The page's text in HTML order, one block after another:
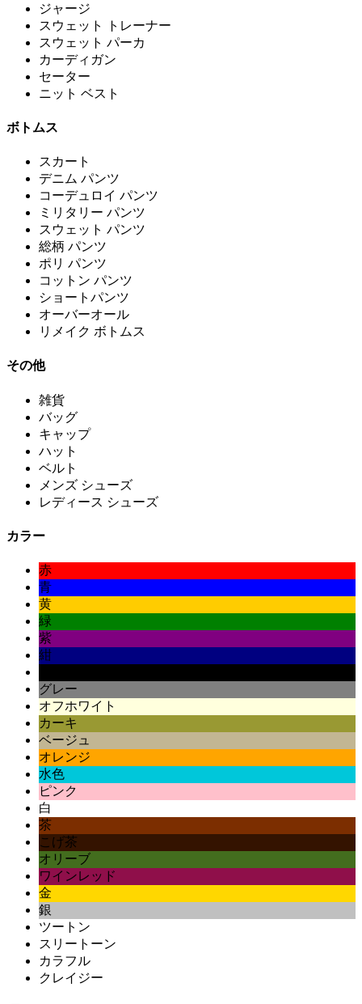
ジャージ
スウェット トレーナー
スウェット パーカ
カーディガン
セーター
ニット ベスト
ボトムス
スカート
デニム パンツ
コーデュロイ パンツ
ミリタリー パンツ
スウェット パンツ
総柄 パンツ
ポリ パンツ
コットン パンツ
ショートパンツ
オーバーオール
リメイク ボトムス
その他
雑貨
バッグ
キャップ
ハット
ベルト
メンズ シューズ
レディース シューズ
カラー
赤
青
黄
緑
紫
紺
グレー
オフホワイト
カーキ
ベージュ
オレンジ
水色
ピンク
白
茶
こげ茶
オリーブ
ワインレッド
金
銀
ツートン
スリートーン
カラフル
クレイジー